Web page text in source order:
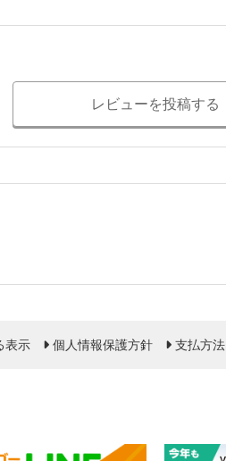
レビューを投稿する
表示 個人情報保護方針 支払方法